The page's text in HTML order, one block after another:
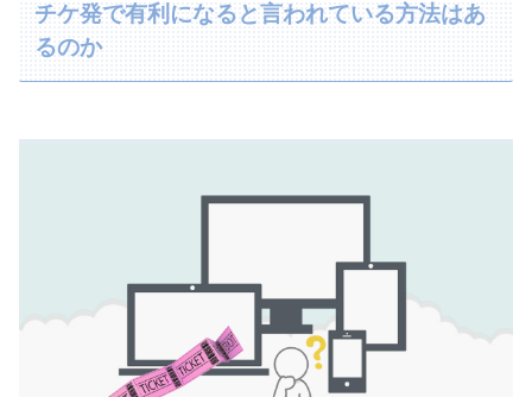
チケ発で有利になると言われている方法はあ
るのか